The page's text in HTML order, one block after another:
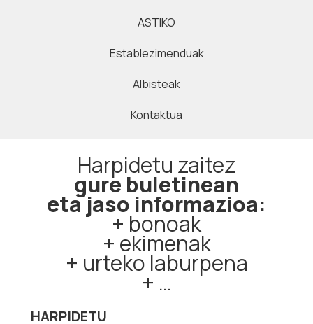
ASTIKO
Establezimenduak
Albisteak
Kontaktua
Harpidetu zaitez
gure buletinean
eta jaso informazioa:
+ bonoak
+ ekimenak
+ urteko laburpena
+ …
HARPIDETU